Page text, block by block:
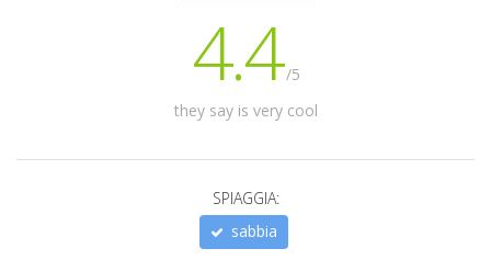
4.4 /5
they say is very cool
SPIAGGIA:
sabbia